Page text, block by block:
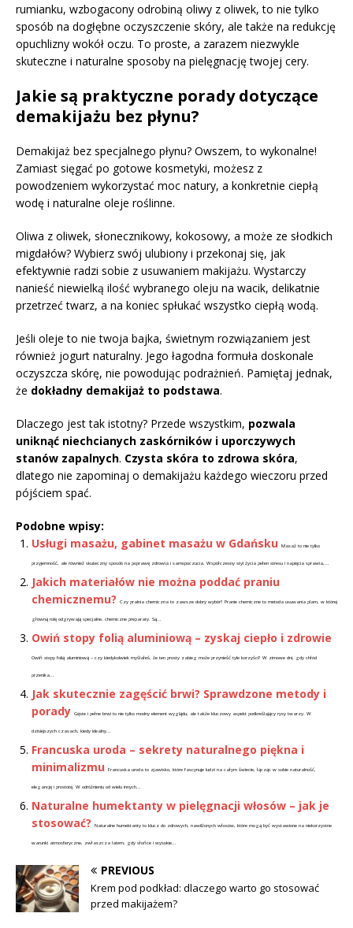
rumianku, wzbogacony odrobiną oliwy z oliwek, to nie tylko
sposób na dogłębne oczyszczenie skóry, ale także na redukcję
opuchlizny wokół oczu. To proste, a zarazem niezwykle
skuteczne i naturalne sposoby na pielęgnację twojej cery.
Jakie są praktyczne porady dotyczące
demakijażu bez płynu?
Demakijaż bez specjalnego płynu? Owszem, to wykonalne!
Zamiast sięgać po gotowe kosmetyki, możesz z
powodzeniem wykorzystać moc natury, a konkretnie ciepłą
wodę i naturalne oleje roślinne.
Oliwa z oliwek, słonecznikowy, kokosowy, a może ze słodkich
migdałów? Wybierz swój ulubiony i przekonaj się, jak
efektywnie radzi sobie z usuwaniem makijażu. Wystarczy
nanieść niewielką ilość wybranego oleju na wacik, delikatnie
przetrzeć twarz, a na koniec spłukać wszystko ciepłą wodą.
Jeśli oleje to nie twoja bajka, świetnym rozwiązaniem jest
również jogurt naturalny. Jego łagodna formuła doskonale
oczyszcza skórę, nie powodując podrażnień. Pamiętaj jednak,
że dokładny demakijaż to podstawa.
Dlaczego jest tak istotny? Przede wszystkim, pozwala
uniknąć niechcianych zaskórników i uporczywych
stanów zapalnych. Czysta skóra to zdrowa skóra,
dlatego nie zapominaj o demakijażu każdego wieczoru przed
pójściem spać.
Podobne wpisy:
Usługi masażu, gabinet masażu w Gdańsku
Masaż to nie tylko
przyjemność, ale również skuteczny sposób na poprawę zdrowia i samopoczucia. Współczesny styl życia pełen stresu i napięcia sprawia,...
Jakich materiałów nie można poddać praniu
chemicznemu?
Czy pralnia chemiczna to zawsze dobry wybór? Pranie chemiczne to metoda usuwania plam, w której
główną rolę odgrywają specjalne, chemiczne preparaty. Są...
Owiń stopy folią aluminiową – zyskaj ciepło i zdrowie
Owiń stopy folią aluminiową – czy kiedykolwiek myślałeś, że ten prosty zabieg może przynieść tyle korzyści? W zimowe dni, gdy chłód
przenika...
Jak skutecznie zagęścić brwi? Sprawdzone metody i
porady Gęste i pełne brwi to nie tylko modny element wyglądu, ale także kluczowy aspekt podkreślający rysy twarzy. W
dzisiejszych czasach, kiedy idealny...
Francuska uroda – sekrety naturalnego piękna i
minimalizmu
Francuska uroda to zjawisko, które fascynuje ludzi na całym świecie, łącząc w sobie naturalność,
elegancję i prostotę. W odróżnieniu od wielu innych...
Naturalne humektanty w pielęgnacji włosów – jak je
stosować?
Naturalne humektanty to klucz do zdrowych, nawilżonych włosów, które mogą być wystawione na niekorzystne
warunki atmosferyczne, zwłaszcza latem, gdy słońce i wysokie...
PREVIOUS
Krem pod podkład: dlaczego warto go stosować
przed makijażem?